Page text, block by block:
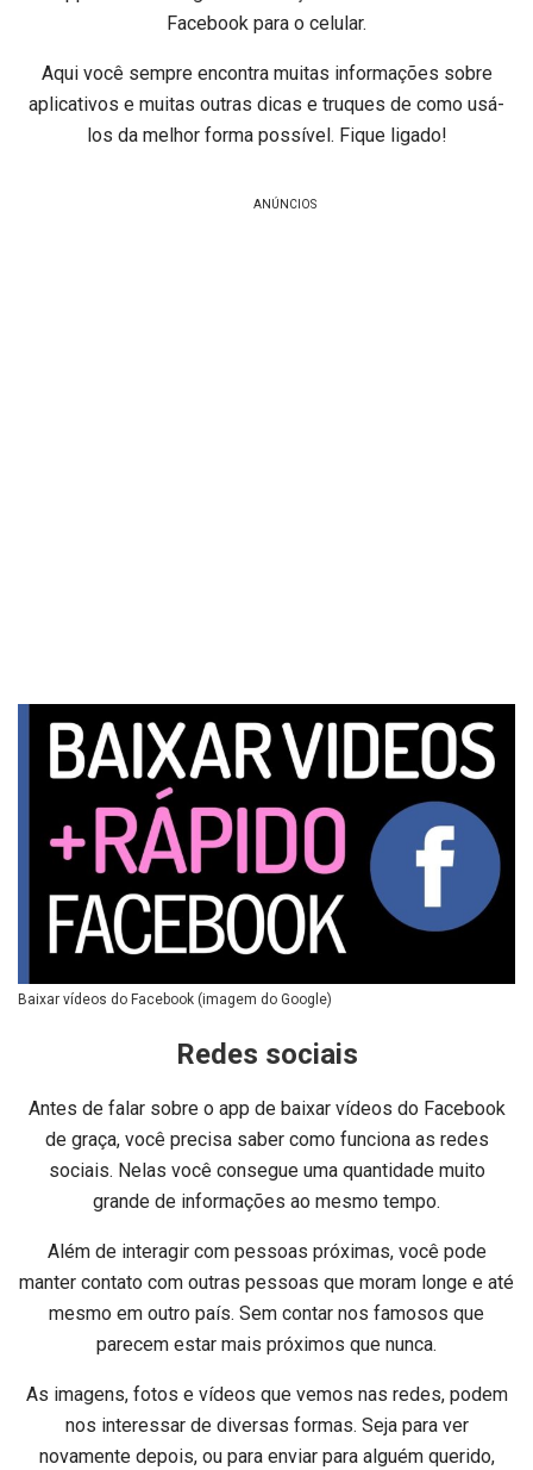
Facebook para o celular.
Aqui você sempre encontra muitas informações sobre
aplicativos e muitas outras dicas e truques de como usá-
los da melhor forma possível. Fique ligado!
ANÚNCIOS
Baixar vídeos do Facebook (imagem do Google)
Redes sociais
Antes de falar sobre o app de baixar vídeos do Facebook
de graça, você precisa saber como funciona as redes
sociais. Nelas você consegue uma quantidade muito
grande de informações ao mesmo tempo.
Além de interagir com pessoas próximas, você pode
manter contato com outras pessoas que moram longe e até
mesmo em outro país. Sem contar nos famosos que
parecem estar mais próximos que nunca.
As imagens, fotos e vídeos que vemos nas redes, podem
nos interessar de diversas formas. Seja para ver
novamente depois, ou para enviar para alguém querido,